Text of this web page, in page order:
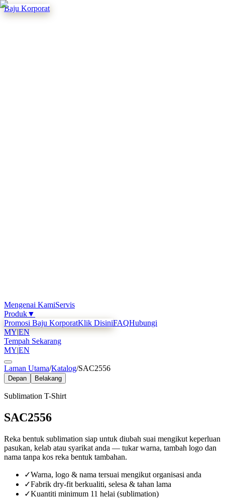
Baju Korporat
Mengenai KamiServis
Produk▼
Promosi Baju KorporatKlik DisiniFAQHubungi
MY|EN
Tempah Sekarang
MY|EN
Laman Utama/Katalog/SAC2556
Depan Belakang
Sublimation T-Shirt
SAC2556
Reka bentuk sublimation siap untuk diubah suai mengikut keperluan
pasukan, kelab atau syarikat anda — tukar warna, tambah logo dan
nama tanpa kos reka bentuk tambahan.
✓Warna, logo & nama tersuai mengikut organisasi anda
✓Fabrik dry-fit berkualiti, selesa & tahan lama
✓Kuantiti minimum 11 helai (sublimation)